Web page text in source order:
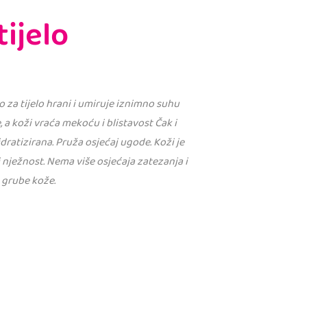
tijelo hrani i umiruje iznimno suhu
koži vraća mekoću i blistavost Čak i
Pruža osjećaj ugode. Koži je
Nema više osjećaja zatezanja i
grube kože.